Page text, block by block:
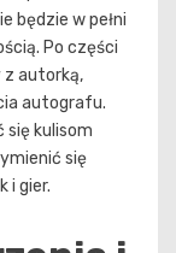
będzie w pełni
Po części
z autorką,
autografu.
się kulisom
się
i gier.